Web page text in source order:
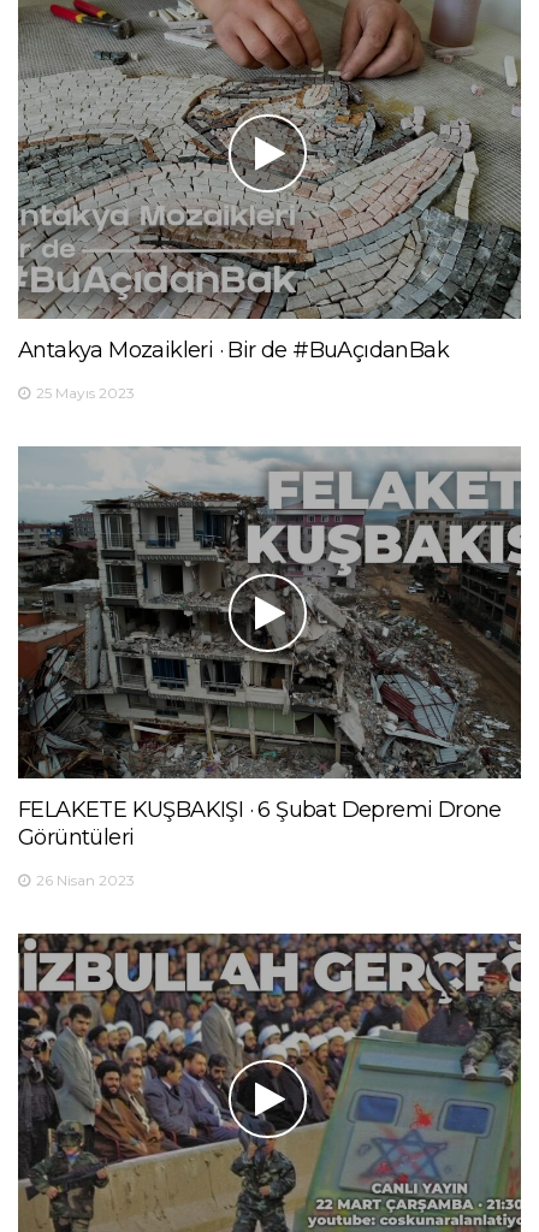
Antakya Mozaikleri · Bir de #BuAçıdanBak
25 Mayıs 2023
FELAKETE KUŞBAKIŞI · 6 Şubat Depremi Drone
Görüntüleri
26 Nisan 2023